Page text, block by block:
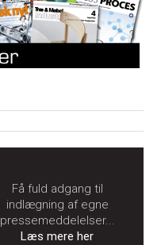
Få fuld adgang til
indlægning af egne
pressemeddelelser...
Læs mere her